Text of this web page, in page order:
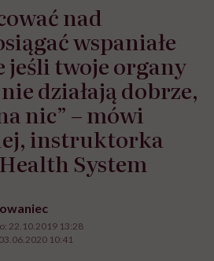
nad
wspaniałe
jeśli twoje organy
działają dobrze,
nic” – mówi
instruktorka
System
22.10.2019 13:28
03.06.2020 10:41